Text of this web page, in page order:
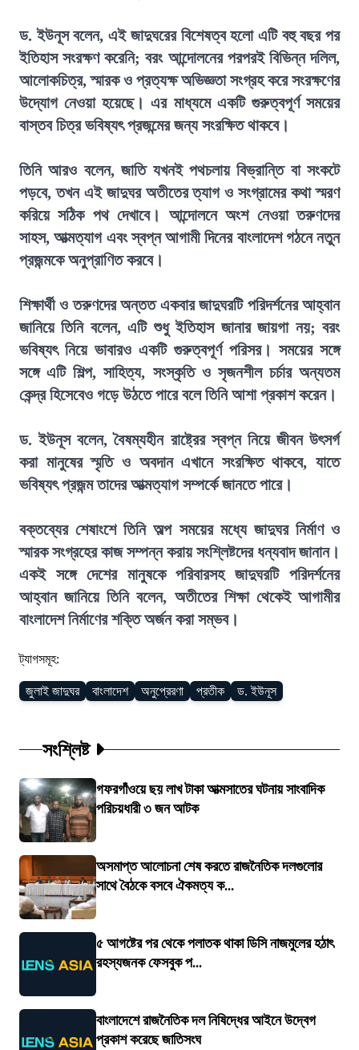
ড. ইউনূস বলেন, এই জাদুঘরের বিশেষত্ব হলো এটি বহু বছর পর
ইতিহাস সংরক্ষণ করেনি; বরং আন্দোলনের পরপরই বিভিন্ন দলিল,
আলোকচিত্র, স্মারক ও প্রত্যক্ষ অভিজ্ঞতা সংগ্রহ করে সংরক্ষণের
উদ্যোগ নেওয়া হয়েছে। এর মাধ্যমে একটি গুরুত্বপূর্ণ সময়ের
বাস্তব চিত্র ভবিষ্যৎ প্রজন্মের জন্য সংরক্ষিত থাকবে।
তিনি আরও বলেন, জাতি যখনই পথচলায় বিভ্রান্তি বা সংকটে
পড়বে, তখন এই জাদুঘর অতীতের ত্যাগ ও সংগ্রামের কথা স্মরণ
করিয়ে সঠিক পথ দেখাবে। আন্দোলনে অংশ নেওয়া তরুণদের
সাহস, আত্মত্যাগ এবং স্বপ্ন আগামী দিনের বাংলাদেশ গঠনে নতুন
প্রজন্মকে অনুপ্রাণিত করবে।
শিক্ষার্থী ও তরুণদের অন্তত একবার জাদুঘরটি পরিদর্শনের আহ্বান
জানিয়ে তিনি বলেন, এটি শুধু ইতিহাস জানার জায়গা নয়; বরং
ভবিষ্যৎ নিয়ে ভাবারও একটি গুরুত্বপূর্ণ পরিসর। সময়ের সঙ্গে
সঙ্গে এটি শিল্প, সাহিত্য, সংস্কৃতি ও সৃজনশীল চর্চার অন্যতম
কেন্দ্র হিসেবেও গড়ে উঠতে পারে বলে তিনি আশা প্রকাশ করেন।
ড. ইউনূস বলেন, বৈষম্যহীন রাষ্ট্রের স্বপ্ন নিয়ে জীবন উৎসর্গ
করা মানুষের স্মৃতি ও অবদান এখানে সংরক্ষিত থাকবে, যাতে
ভবিষ্যৎ প্রজন্ম তাদের আত্মত্যাগ সম্পর্কে জানতে পারে।
বক্তব্যের শেষাংশে তিনি অল্প সময়ের মধ্যে জাদুঘর নির্মাণ ও
স্মারক সংগ্রহের কাজ সম্পন্ন করায় সংশ্লিষ্টদের ধন্যবাদ জানান।
একই সঙ্গে দেশের মানুষকে পরিবারসহ জাদুঘরটি পরিদর্শনের
আহ্বান জানিয়ে তিনি বলেন, অতীতের শিক্ষা থেকেই আগামীর
বাংলাদেশ নির্মাণের শক্তি অর্জন করা সম্ভব।
ট্যাগসমূহ:
জুলাই জাদুঘর বাংলাদেশ অনুপ্রেরণা প্রতীক ড. ইউনূস
সংশ্লিষ্ট
গফরগাঁওয়ে ছয় লাখ টাকা আত্মসাতের ঘটনায় সাংবাদিক
পরিচয়ধারী ৩ জন আটক
অসমাপ্ত আলোচনা শেষ করতে রাজনৈতিক দলগুলোর
সাথে বৈঠকে বসবে ঐকমত্য ক...
৫ আগষ্টের পর থেকে পলাতক থাকা ডিসি নাজমুলের হঠাৎ
রহস্যজনক ফেসবুক প...
বাংলাদেশে রাজনৈতিক দল নিষিদ্ধের আইনে উদ্বেগ
প্রকাশ করেছে জাতিসংঘ